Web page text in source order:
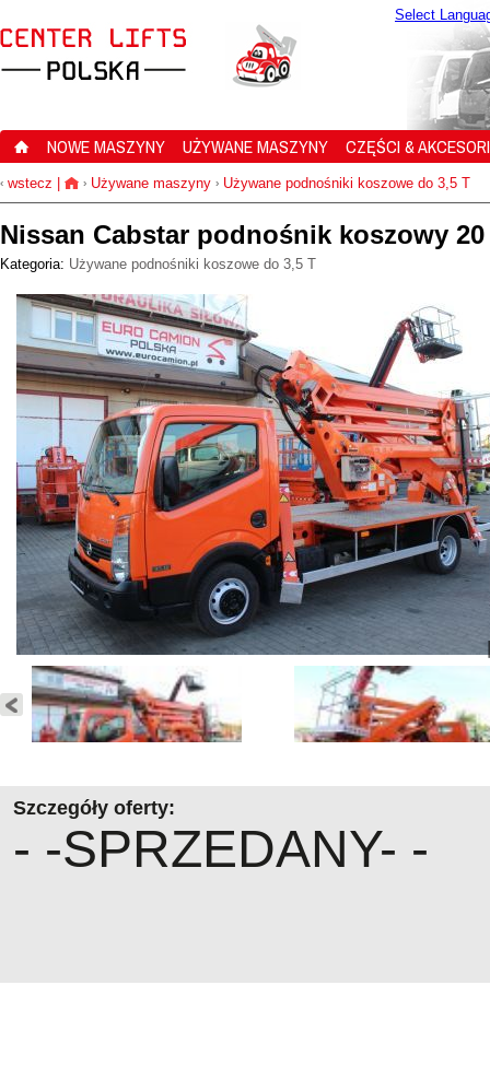
Select
NOWE MASZYNY UŻYWANE MASZYNY CZĘŚCI &
‹ wstecz › Używane maszyny › Używane podnośniki koszowe do 3,5 T
Nissan Cabstar podnośnik koszowy 20
Kategoria: Używane podnośniki koszowe do 3,5 T
Szczegóły oferty:
- -SPRZEDANY- -